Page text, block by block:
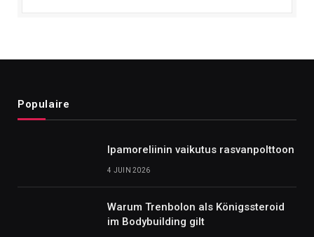
Populaire
Ipamoreliinin vaikutus rasvanpolttoon
4 JUIN 2026
Warum Trenbolon als Königssteroid
im Bodybuilding gilt